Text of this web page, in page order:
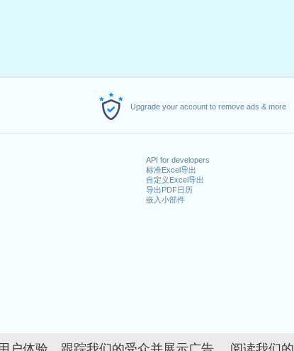
Upgrade your account to remove ads & more
API for developers
标准Excel导出
自定义Excel导出
导出PDF日历
嵌入小部件